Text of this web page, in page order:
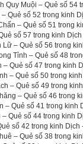
Quy Muội – Quẻ số 54
Quẻ số 52 trong kinh
– Quẻ số 51 trong
số 57 trong kinh
– Quẻ số 56 trong
Tỉnh – Quẻ số 48
Quẻ số 47 trong kinh
– Quẻ số 50 trong
– Quẻ số 49 trong
– Quẻ số 46 trong
– Quẻ số 41 trong kinh
Quẻ số 44 trong kinh
số 42 trong kinh Dịch
– Quẻ số 38 trong